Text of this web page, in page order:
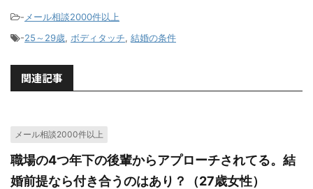
- メール相談2000件以上
-25～29歳, ボディタッチ, 結婚の条件
関連記事
メール相談2000件以上
職場の4つ年下の後輩からアプローチされてる。結
婚前提なら付き合うのはあり？（27歳女性）